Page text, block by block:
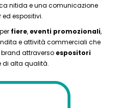
nitida e una comunicazione
espositivi.
fiere, eventi promozionali,
e attività commerciali che
attraverso espositori
di alta qualità.